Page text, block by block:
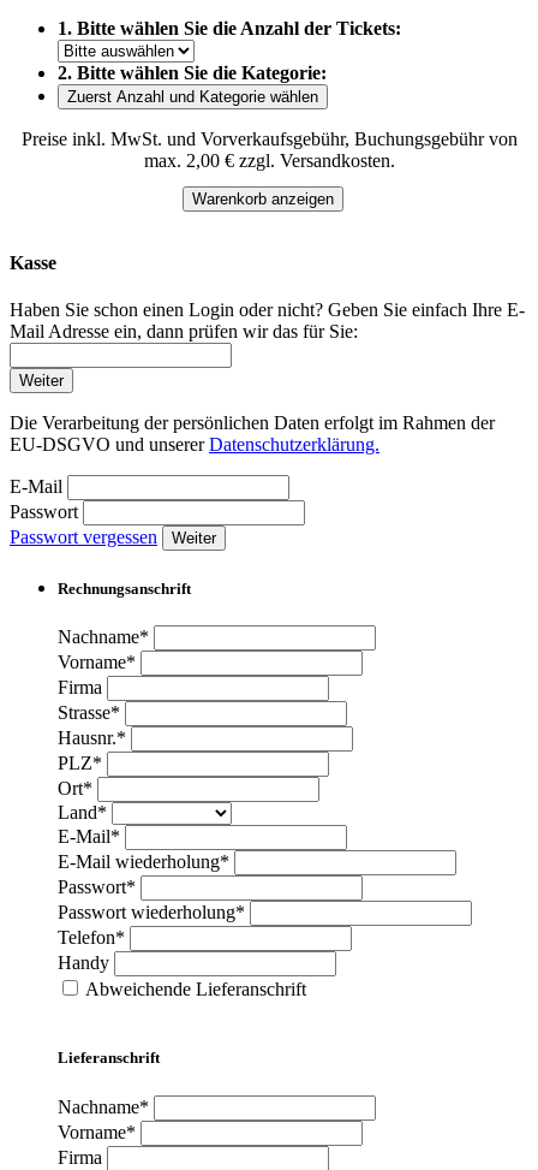
1. Bitte wählen Sie die Anzahl der Tickets:
2. Bitte wählen Sie die Kategorie:
Zuerst Anzahl und Kategorie wählen
Preise inkl. MwSt. und Vorverkaufsgebühr, Buchungsgebühr von
max. 2,00 € zzgl. Versandkosten.
Warenkorb anzeigen
Kasse
Haben Sie schon einen Login oder nicht? Geben Sie einfach Ihre E-
Mail Adresse ein, dann prüfen wir das für Sie:
Weiter
Die Verarbeitung der persönlichen Daten erfolgt im Rahmen der
EU-DSGVO und unsererDatenschutzerklärung.
E-Mail
Passwort
Passwort vergessen
Weiter
Rechnungsanschrift
Nachname*
Vorname*
Firma
Strasse*
Hausnr.*
PLZ*
Ort*
Land*
E-Mail*
E-Mail wiederholung*
Passwort*
Passwort wiederholung*
Telefon*
Handy
Abweichende Lieferanschrift
Lieferanschrift
Nachname*
Vorname*
Firma